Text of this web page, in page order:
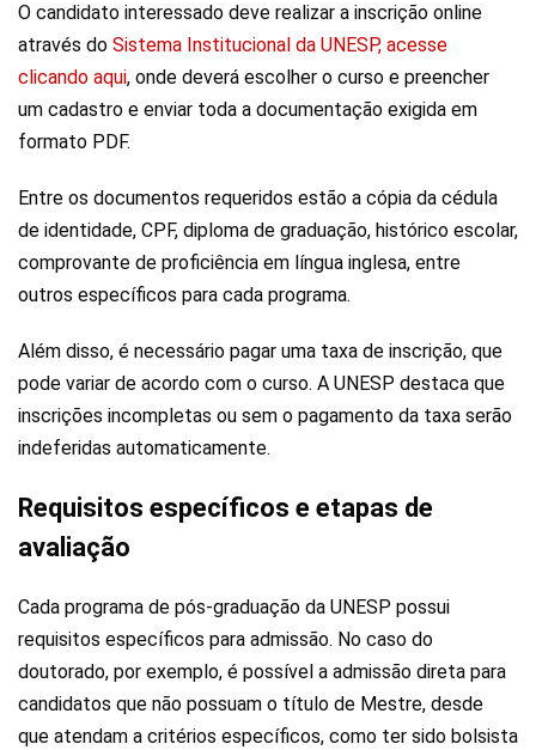
O candidato interessado deve realizar a inscrição online
através do Sistema Institucional da UNESP, acesse
clicando aqui, onde deverá escolher o curso e preencher
um cadastro e enviar toda a documentação exigida em
formato PDF.
Entre os documentos requeridos estão a cópia da cédula
de identidade, CPF, diploma de graduação, histórico escolar,
comprovante de proficiência em língua inglesa, entre
outros específicos para cada programa.
Além disso, é necessário pagar uma taxa de inscrição, que
pode variar de acordo com o curso. A UNESP destaca que
inscrições incompletas ou sem o pagamento da taxa serão
indeferidas automaticamente.
Requisitos específicos e etapas de
avaliação
Cada programa de pós-graduação da UNESP possui
requisitos específicos para admissão. No caso do
doutorado, por exemplo, é possível a admissão direta para
candidatos que não possuam o título de Mestre, desde
que atendam a critérios específicos, como ter sido bolsista